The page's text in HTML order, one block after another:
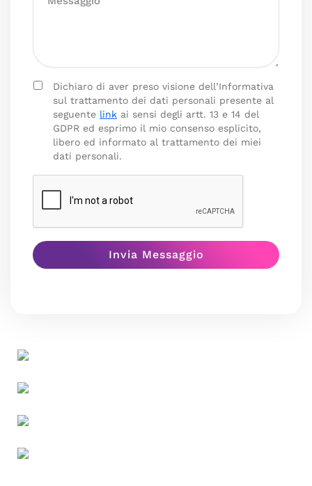
Dichiaro di aver preso visione dell’Informativa
sul trattamento dei dati personali presente al
seguente link ai sensi degli artt. 13 e 14 del
GDPR ed esprimo il mio consenso esplicito,
libero ed informato al trattamento dei miei
dati personali.